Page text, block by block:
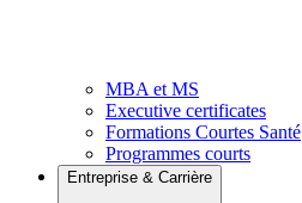
MBA et MS
Executive certificates
Formations Courtes Santé
Programmes courts
Entreprise & Carrière